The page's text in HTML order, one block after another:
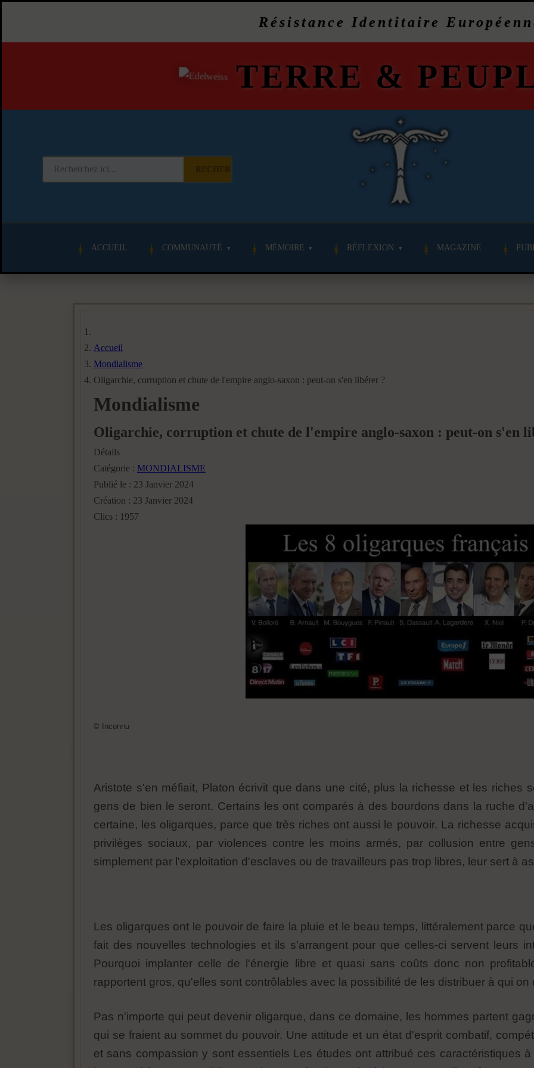
Résistance Identitaire
TERRE &
ACCUEIL COMMUNAUTÉ MÉMOIRE RÉFLEXION MAGAZINE
Accueil
Mondialisme
Oligarchie, corruption et chute de l'empire anglo-saxon : peut-on s'en libérer ?
Mondialisme
Oligarchie, corruption et chute de l'empire anglo-saxon : peut-on s'en
Détails
Catégorie : MONDIALISME
Publié le : 23 Janvier 2024
Création : 23 Janvier 2024
Clics : 1957
© Inconnu
Aristote s'en méfiait, Platon écrivit que dans une cité, plus la richesse et les riches
gens de bien le seront. Certains les ont comparés à des bourdons dans la ruche
certaine, les oligarques, parce que très riches ont aussi le pouvoir. La richesse
privilèges sociaux, par violences contre les moins armés, par collusion entre
simplement par l'exploitation d'esclaves ou de travailleurs pas trop libres, leur sert à
Les oligarques ont le pouvoir de faire la pluie et le beau temps, littéralement parce
fait des nouvelles technologies et ils s'arrangent pour que celles-ci servent leurs
Pourquoi implanter celle de l'énergie libre et quasi sans coûts donc non
rapportent gros, qu'elles sont contrôlables avec la possibilité de les distribuer à qui on
Pas n'importe qui peut devenir oligarque, dans ce domaine, les hommes partent
qui se fraient au sommet du pouvoir. Une attitude et un état d'esprit combatif,
et sans compassion y sont essentiels Les études ont attribué ces caractéristiques